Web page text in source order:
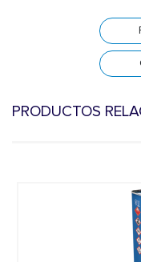
PRODUCTOS